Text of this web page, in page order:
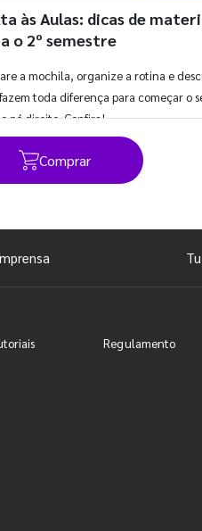
às Aulas: dicas de
o 2º semestre
a mochila, organize a rotina e
toda diferença para começar o
pé direito. Confira!
Comprar
Regulamento